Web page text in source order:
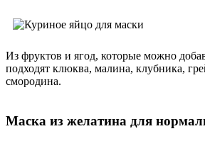
Из фруктов и ягод, которые можно
подходят клюква, малина, клубника,
смородина.
Маска из желатина для